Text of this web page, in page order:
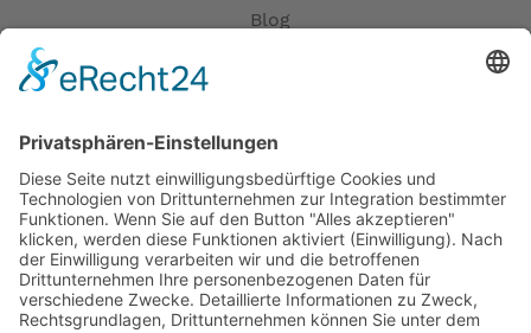
Blog
Versandpartner
Verfügbarkeiten
Zahlung und Versand
Datenschutz